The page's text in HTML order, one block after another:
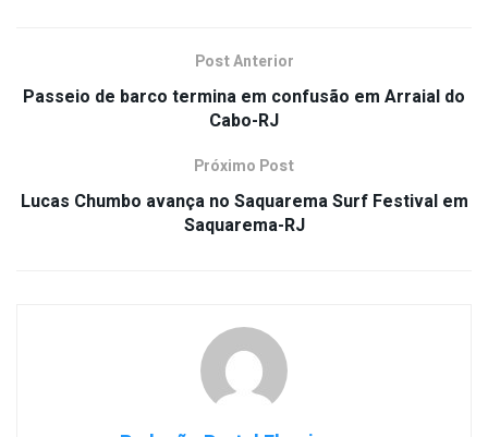
Post Anterior
Passeio de barco termina em confusão em Arraial do
Cabo-RJ
Próximo Post
Lucas Chumbo avança no Saquarema Surf Festival em
Saquarema-RJ